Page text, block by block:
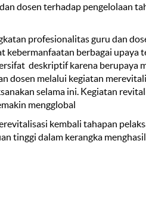
dosen terhadap pengelolaan
profesionalitas guru dan
kebermanfaatan berbagai upaya
deskriptif karena berupaya
dosen melalui kegiatan
selama ini. Kegiatan
mengglobal
kembali tahapan
tinggi dalam kerangka